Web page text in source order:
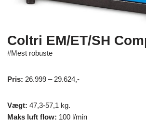
Coltri EM/ET/SH
#Mest robuste
Pris: 26.999 – 29.624,-
Vægt: 47,3-57,1 kg.
Maks luft flow: 100 l/min